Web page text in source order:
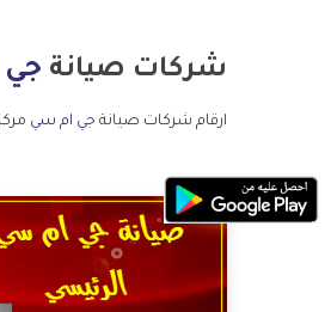
شركات صيانة
ارقام شركات صيانة جي ام سي